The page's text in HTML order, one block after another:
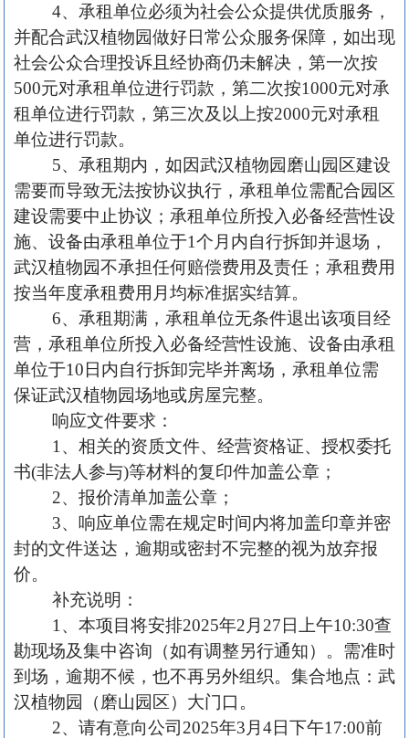
4、承租单位必须为社会公众提供优质服务，
并配合武汉植物园做好日常公众服务保障，如出现
社会公众合理投诉且经协商仍未解决，第一次按
500元对承租单位进行罚款，第二次按1000元对承
租单位进行罚款，第三次及以上按2000元对承租
单位进行罚款。
5、承租期内，如因武汉植物园磨山园区建设
需要而导致无法按协议执行，承租单位需配合园区
建设需要中止协议；承租单位所投入必备经营性设
施、设备由承租单位于1个月内自行拆卸并退场，
武汉植物园不承担任何赔偿费用及责任；承租费用
按当年度承租费用月均标准据实结算。
6、承租期满，承租单位无条件退出该项目经
营，承租单位所投入必备经营性设施、设备由承租
单位于10日内自行拆卸完毕并离场，承租单位需
保证武汉植物园场地或房屋完整。
响应文件要求：
1、相关的资质文件、经营资格证、授权委托
书(非法人参与)等材料的复印件加盖公章；
2、报价清单加盖公章；
3、响应单位需在规定时间内将加盖印章并密
封的文件送达，逾期或密封不完整的视为放弃报
价。
补充说明：
1、本项目将安排2025年2 月 27日上午10:30查
勘现场及集中咨询（如有调整另行通知）。需准时
到场，逾期不候，也不再另外组织。集合地点：武
汉植物园（磨山园区）大门口。
2、请有意向公司2025年3 月4日下午1 7:00前